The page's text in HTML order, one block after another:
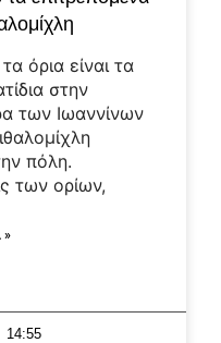
όρια είναι τα
στην
των Ιωαννίνων
πόλη.
των ορίων,
»
14:55